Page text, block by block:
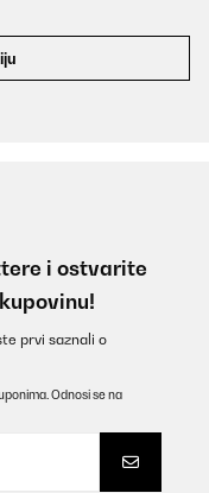
i ostvarite
prvi saznali o
Odnosi se na